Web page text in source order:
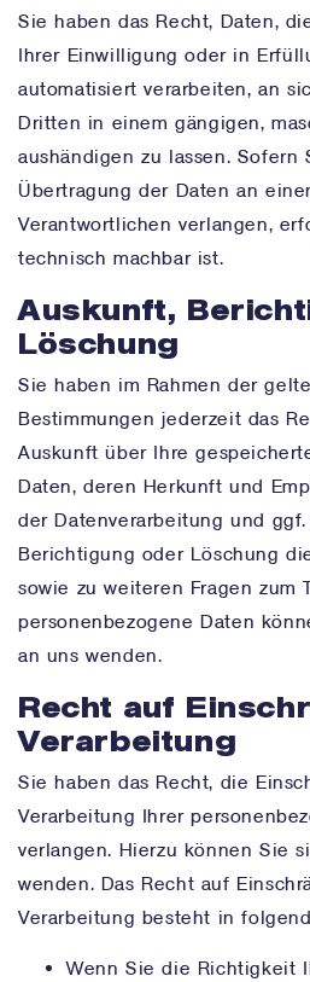
Sie haben das Recht, Daten,
Ihrer Einwilligung oder in
automatisiert verarbeiten, an
Dritten in einem gängigen,
aushändigen zu lassen. Sofern
Übertragung der Daten an
Verantwortlichen verlangen,
technisch machbar ist.
Auskunft,
Löschung
Sie haben im Rahmen der
Bestimmungen jederzeit das
Auskunft über Ihre
Daten, deren Herkunft und
der Datenverarbeitung und
Berichtigung oder Löschung
sowie zu weiteren Fragen zum
personenbezogene Daten
an uns wenden.
Recht auf
Verarbeitung
Sie haben das Recht, die
Verarbeitung Ihrer
verlangen. Hierzu können Sie
wenden. Das Recht auf
Verarbeitung besteht in
Wenn Sie die Richtigkeit